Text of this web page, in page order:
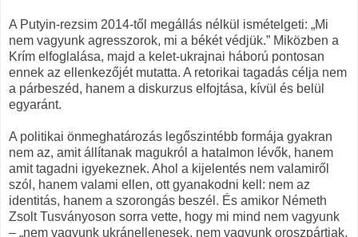
A Putyin-rezsim 2014-től megállás nélkül ismételgeti: „Mi
nem vagyunk agresszorok, mi a békét védjük.” Miközben a
Krím elfoglalása, majd a kelet-ukrajnai háború pontosan
ennek az ellenkezőjét mutatta. A retorikai tagadás célja nem
a párbeszéd, hanem a diskurzus elfojtása, kívül és belül
egyaránt.
A politikai önmeghatározás legőszintébb formája gyakran
nem az, amit állítanak magukról a hatalmon lévők, hanem
amit tagadni igyekeznek. Ahol a kijelentés nem valamiről
szól, hanem valami ellen, ott gyanakodni kell: nem az
identitás, hanem a szorongás beszél. És amikor Németh
Zsolt Tusványoson sorra vette, hogy mi mind nem vagyunk
– „nem vagyunk ukránellenesek, nem vagyunk oroszpártiak,